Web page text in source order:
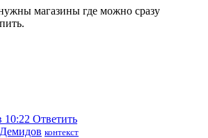
магазины где можно сразу
10:22 Ответить
контекст